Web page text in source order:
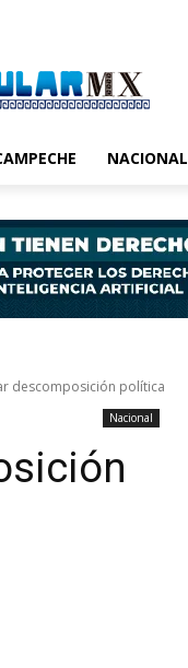
NACIONAL
descomposición política
Nacional